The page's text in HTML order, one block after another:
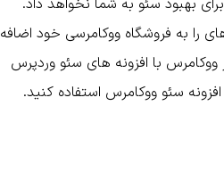
را به فروشگاه ووکامرسی خود اضافه
ووکامرس با افزونه های سئو وردپرس
سئو ووکامرس استفاده کنید.